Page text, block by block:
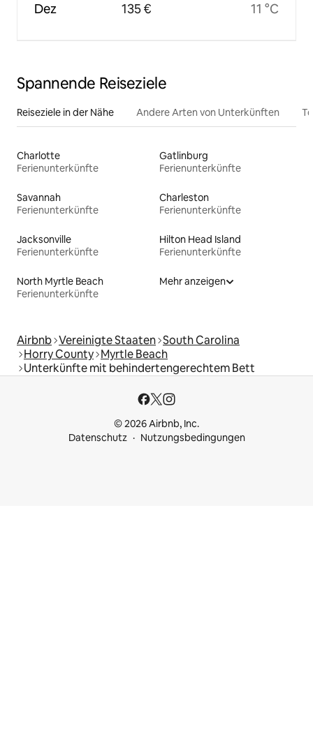
Dez 135 € 11 °C
Spannende Reiseziele
Reiseziele in der Nähe Andere Arten von Unterkünften
Charlotte
Ferienunterkünfte
Gatlinburg
Ferienunterkünfte
Savannah
Ferienunterkünfte
Charleston
Ferienunterkünfte
Jacksonville
Ferienunterkünfte
Hilton Head Island
Ferienunterkünfte
North Myrtle Beach
Ferienunterkünfte
Mehr anzeigen
Airbnb Vereinigte Staaten South Carolina
Horry County Myrtle Beach
Unterkünfte mit behindertengerechtem Bett
© 2026 Airbnb, Inc.
Datenschutz
Nutzungsbedingungen